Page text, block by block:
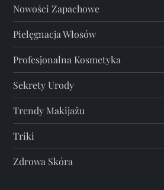
Nowości Zapachowe
Pielęgnacja Włosów
Profesjonalna Kosmetyka
Sekrety Urody
Trendy Makijażu
Triki
Zdrowa Skóra